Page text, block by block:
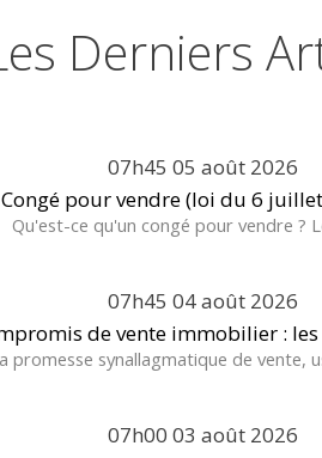
Derniers
07h45 05 août 2026
Congé pour vendre (loi du 6
Qu'est-ce qu'un congé pour vendre ?
07h45 04août 2026
de vente immobilier : les
promesse synallagmatique de vente,
07h00 03 août 2026